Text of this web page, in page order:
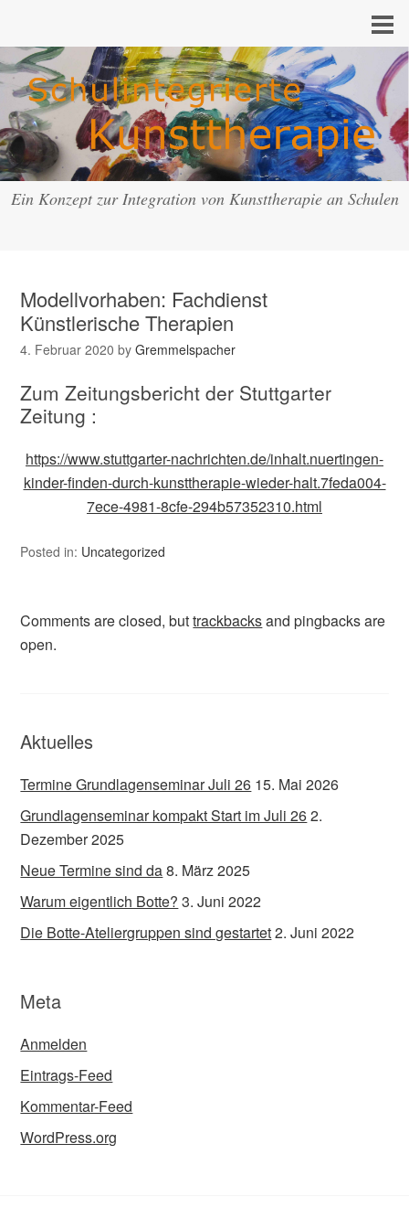
Ein Konzept zur Integration von Kunsttherapie an Schulen
Modellvorhaben: Fachdienst
Künstlerische Therapien
4. Februar 2020 byGremmelspacher
Zum Zeitungsbericht der Stuttgarter
Zeitung :
https://www.stuttgarter-nachrichten.de/inhalt.nuertingen-
kinder-finden-durch-kunsttherapie-wieder-halt.7feda004-
7ece-4981-8cfe-294b57352310.html
Posted in: Uncategorized
Comments are closed, buttrackbacksand pingbacks are
open.
Aktuelles
Termine Grundlagenseminar Juli 26 15. Mai 2026
Grundlagenseminar kompakt Start im Juli 262.
Dezember 2025
Neue Termine sind da8. März 2025
Warum eigentlich Botte? 3. Juni 2022
Die Botte-Ateliergruppen sind gestartet2. Juni 2022
Meta
Anmelden
Eintrags-Feed
Kommentar-Feed
WordPress.org